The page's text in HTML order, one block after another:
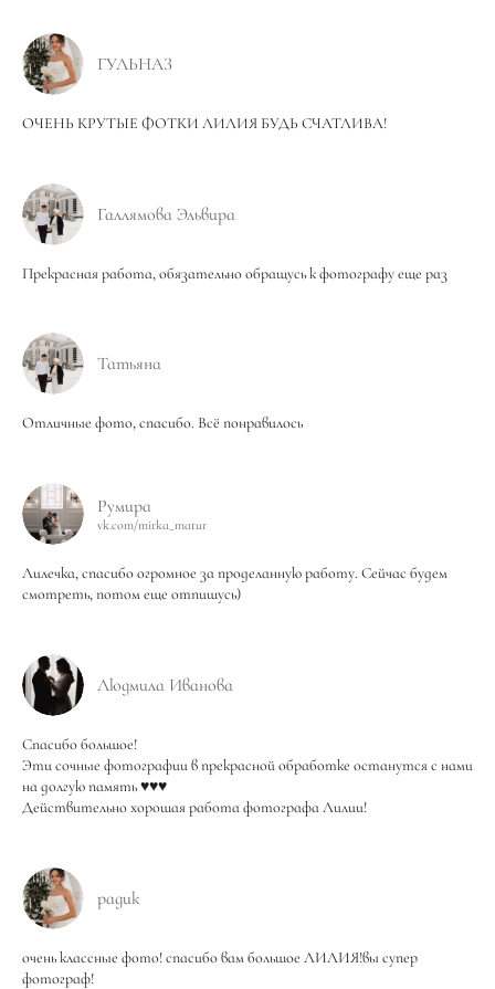
ГУЛЬНАЗ
ОЧЕНЬ КРУТЫЕ ФОТКИ ЛИЛИЯ БУДЬ СЧАТЛИВА!
Галлямова Эльвира
Прекрасная работа, обязательно обращусь к фотографу еще раз
Татьяна
Отличные фото, спасибо. Всё понравилось
Румира
vk.com/mirka_matur
Лилечка, спасибо огромное за проделанную работу. Сейчас будем
смотреть, потом еще отпишусь)
Людмила Иванова
Спасибо большое!
Эти сочные фотографии в прекрасной обработке останутся с нами
на долгую память ♥️♥️♥️
Действительно хорошая работа фотографа Лилии!
радик
очень классные фото! спасибо вам большое ЛИЛИЯ!вы супер
фотограф!